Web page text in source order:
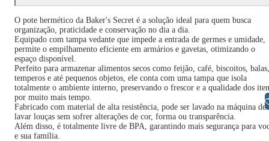
O pote hermético da Baker's Secret é a solução ideal para quem busca
organização, praticidade e conservação no dia a dia.
Equipado com tampa vedante que impede a entrada de germes e umidade,
permite o empilhamento eficiente em armários e gavetas, otimizando o
espaço disponível.
Perfeito para armazenar alimentos secos como feijão, café, biscoitos, balas,
temperos e até pequenos objetos, ele conta com uma tampa que isola
totalmente o ambiente interno, preservando o frescor e a qualidade dos
por muito mais tempo.
Fabricado com material de alta resistência, pode ser lavado na máquina de
lavar louças sem sofrer alterações de cor, forma ou transparência.
Além disso, é totalmente livre de BPA, garantindo mais segurança para
e sua família.